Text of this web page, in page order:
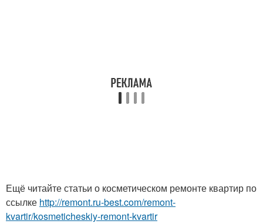
Ещё читайте статьи о косметическом ремонте квартир по
ссылке http://remont.ru-best.com/remont-
kvartir/kosmeticheskiy-remont-kvartir